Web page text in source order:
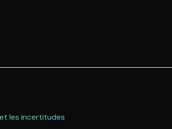
les incertitudes